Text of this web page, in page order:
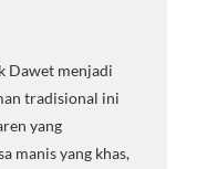
Dawet menjadi
tradisional ini
yang
manis yang khas,